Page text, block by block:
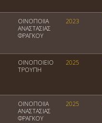
ΟΙΝΟΠΟΙΙΑ
ΑΝΑΣΤΑΣΙΑΣ
ΦΡΑΓΚΟΥ
2023
ΟΙΝΟΠΟΙΕΙΟ
ΤΡΟΥΠΗ
2025
ΟΙΝΟΠΟΙΙΑ
ΑΝΑΣΤΑΣΙΑΣ
ΦΡΑΓΚΟΥ
2025